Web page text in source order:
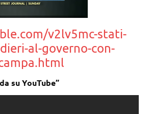
v2lv5mc-stati-
al-governo-con-
su YouTube”